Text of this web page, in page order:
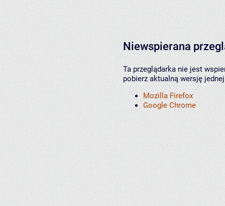
Niewspierana
Ta przeglądarka nie jest
pobierz aktualną wersję
Mozilla Firefox
Google Chrome